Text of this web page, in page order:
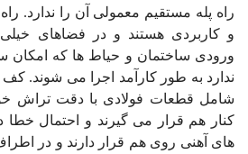
راه پله مستقیم معمولی آن را ندارد.
و کاربردی هستند و در فضاهای
ورودی ساختمان و حیاط ها که امکان
ندارد به طور کارآمد اجرا می شوند.
شامل قطعات فولادی با دقت تراش
کنار هم قرار می گیرند و احتمال
های آهنی روی هم قرار دارند و در